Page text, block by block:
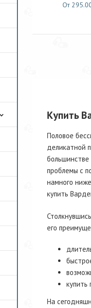
От
Купить
Половое
деликатной
проблемы с
намного
купить
его
На